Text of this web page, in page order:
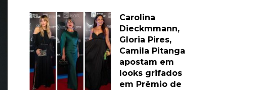
Carolina
Dieckmmann,
Gloria Pires,
Camila Pitanga
apostam em
looks grifados
em Prêmio de